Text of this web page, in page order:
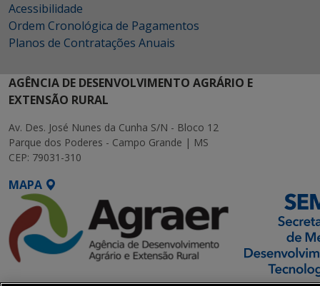
Acessibilidade
Ordem Cronológica de Pagamentos
Planos de Contratações Anuais
AGÊNCIA DE DESENVOLVIMENTO AGRÁRIO E
EXTENSÃO RURAL
Av. Des. José Nunes da Cunha S/N - Bloco 12
Parque dos Poderes - Campo Grande | MS
CEP: 79031-310
MAPA